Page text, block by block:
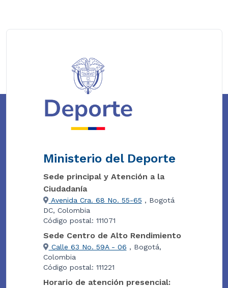
Ministerio del Deporte
Sede principal y Atención a la
Ciudadanía
Avenida Cra. 68 No. 55-65 , Bogotá
DC, Colombia
Código postal: 111071
Sede Centro de Alto Rendimiento
Calle 63 No. 59A - 06 , Bogotá,
Colombia
Código postal: 111221
Horario de atención presencial: